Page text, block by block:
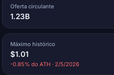
Oferta circulante
1.23B
Máximo histórico
$1.01
-0.85% do ATH · 2/5/2026